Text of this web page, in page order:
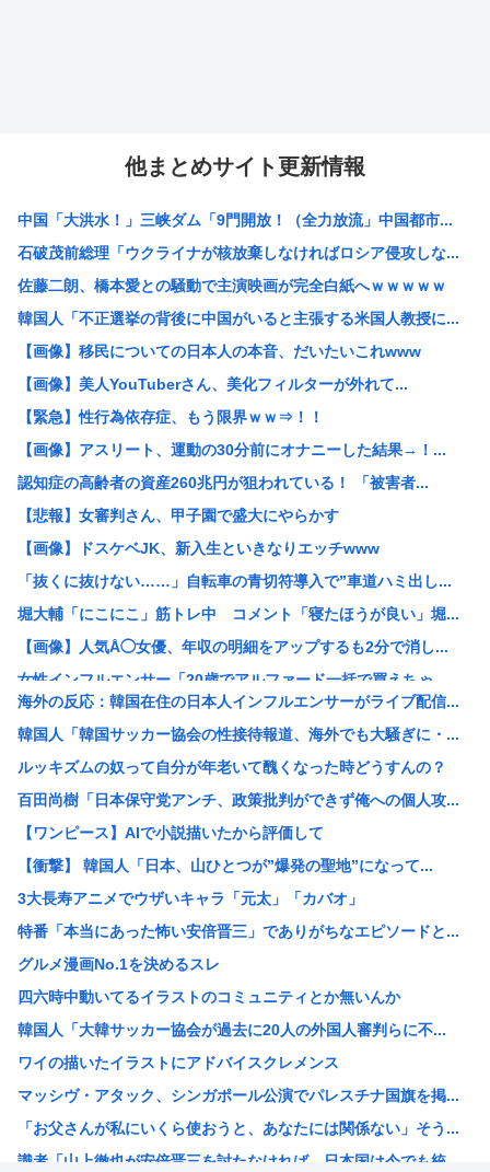
他まとめサイト更新情報
中国「大洪水！」三峡ダム「9門開放！（全力放流」中国都市...
石破茂前総理「ウクライナが核放棄しなければロシア侵攻しな...
佐藤二朗、橋本愛との騒動で主演映画が完全白紙へｗｗｗｗｗ
韓国人「不正選挙の背後に中国がいると主張する米国人教授に...
【画像】移民についての日本人の本音、だいたいこれwww
【画像】美人YouTuberさん、美化フィルターが外れて...
【緊急】性行為依存症、もう限界ｗｗ⇒！！
【画像】アスリート、運動の30分前にオナニーした結果→！...
認知症の高齢者の資産260兆円が狙われている！ 「被害者...
【悲報】女審判さん、甲子園で盛大にやらかす
【画像】ドスケベJK、新入生といきなりエッチwww
「抜くに抜けない……」自転車の青切符導入で”車道ハミ出し...
堀大輔「にこにこ」筋トレ中 コメント「寝たほうが良い」堀...
【画像】人気Å◯女優、年収の明細をアップするも2分で消し...
女性インフルエンサー「20歳でアルファード一括で買えちゃ...
瀬戸環奈がスタイルよすぎて一般男性が隣に並ぶとチンチクリ...
【画像】つるの剛士「キムタクを模写した」ﾊﾟｼｬｯwww
【衝撃】ケニアのスイカ、あまりにも薄過ぎるwww
【黒豆】なんだよこの漫画ｗｗｗ【注意】
レッサーパンダさん かわいい
【衝撃】日本人の飼い犬さん、アメリカの上院議員に似すぎた...
【画像】ワイが今まで信じてきた常識www
【悲報】愛知県民、夏恒例の儀式で2人死亡www
【謎】高市早苗の「高市」と「早苗」の出処が不明だと戦慄が...
【悲報】ガールズバンドのボーカル、客席ダイブでお胸を揉ま...
【画像】美人JD「すき家のローストビーフ丼1人で食べてき...
【悲報】デカイファミチキだと思って買ったら小さかったから...
【悲報】とんでもないヤバい台風さん、お盆を直撃www
【韓国株】 7月のKOSPI 28.9％下落…通貨危機を...
海外の反応：韓国在住の日本人インフルエンサーがライブ配信...
韓国人「韓国サッカー協会の性接待報道、海外でも大騒ぎに・...
ルッキズムの奴って自分が年老いて醜くなった時どうすんの？
百田尚樹「日本保守党アンチ、政策批判ができず俺への個人攻...
【ワンピース】AIで小説描いたから評価して
【衝撃】 韓国人「日本、山ひとつが”爆発の聖地”になって...
3大長寿アニメでウザいキャラ「元太」「カバオ」
特番「本当にあった怖い安倍晋三」でありがちなエピソードと...
グルメ漫画No.1を決めるスレ
四六時中動いてるイラストのコミュニティとか無いんか
韓国人「大韓サッカー協会が過去に20人の外国人審判らに不...
ワイの描いたイラストにアドバイスクレメンス
マッシヴ・アタック、シンガポール公演でパレスチナ国旗を掲...
「お父さんが私にいくら使おうと、あなたには関係ない」そう...
識者「山上徹也が安倍晋三を討たなければ、日本国は今でも統...